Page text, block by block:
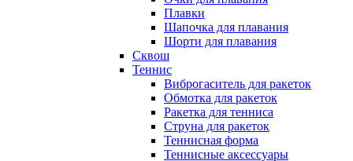
Плавки
Шапочка для плавания
Шорти для плавания
Сквош
Теннис
Виброгаситель для ракеток
Обмотка для ракеток
Ракетка для тенниса
Струна для ракеток
Теннисная форма
Теннисные аксессуары